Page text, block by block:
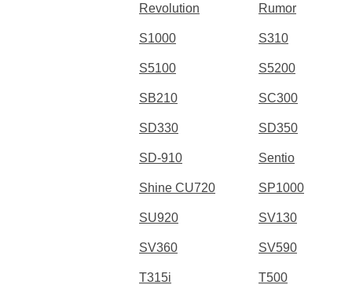
Revolution Rumor
S1000 S310
S5100 S5200
SB210 SC300
SD330 SD350
SD-910 Sentio
Shine CU720 SP1000
SU920 SV130
SV360 SV590
T315i T500